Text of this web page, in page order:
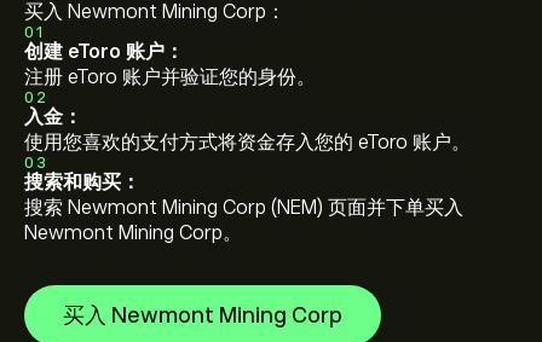
买入 Newmont Mining Corp：
01
创建 eToro 账户：
注册 eToro 账户并验证您的身份。
02
入金：
使用您喜欢的支付方式将资金存入您的 eToro 账户。
03
搜索和购买：
搜索 Newmont Mining Corp (NEM) 页面并下单买入
Newmont Mining Corp。
买入 Newmont Mining Corp